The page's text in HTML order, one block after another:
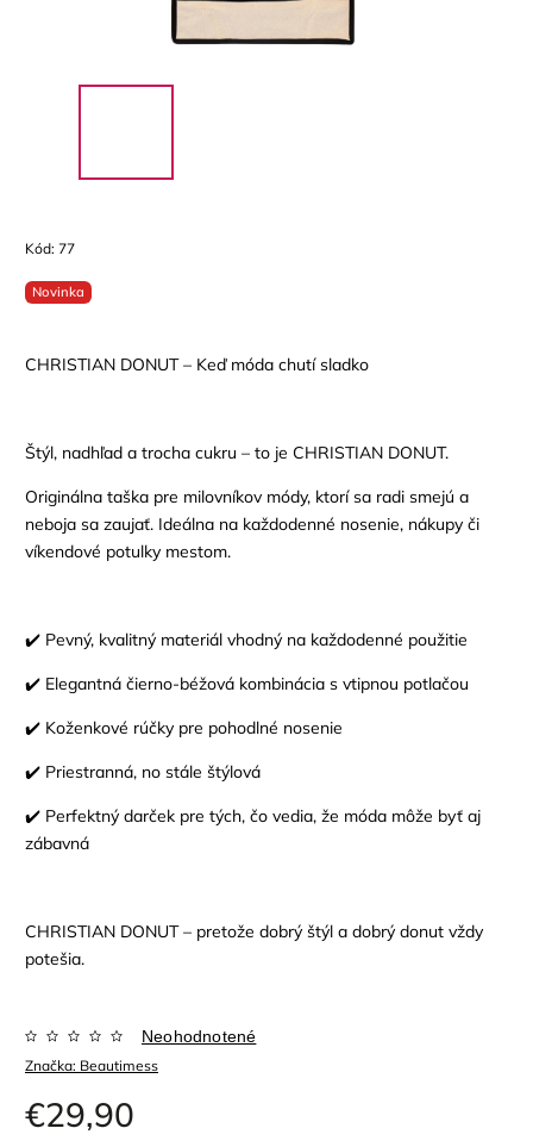
Kód: 77
Novinka
CHRISTIAN DONUT – Keď móda chutí sladko
Štýl, nadhľad a trocha cukru – to je CHRISTIAN DONUT.
Originálna taška pre milovníkov módy, ktorí sa radi smejú a
neboja sa zaujať. Ideálna na každodenné nosenie, nákupy či
víkendové potulky mestom.
✔️ Pevný, kvalitný materiál vhodný na každodenné použitie
✔️ Elegantná čierno-béžová kombinácia s vtipnou potlačou
✔️ Koženkové rúčky pre pohodlné nosenie
✔️ Priestranná, no stále štýlová
✔️ Perfektný darček pre tých, čo vedia, že móda môže byť aj
zábavná
CHRISTIAN DONUT – pretože dobrý štýl a dobrý donut vždy
potešia.
Značka: Beautimess
Neohodnotené
€29,90